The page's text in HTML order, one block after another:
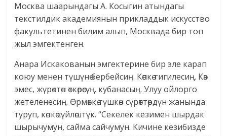
Москва шаарындагы А. Косыгин атындагы
текстилдик академиянын прикладдык искусство
факультетинен билим алып, Москвада бир топ
жыл эмгектенген.
Анара Искакованын эмгектерине бир эле карап
коюу менен түшүнө бербейсиң. Көпкө тигилесиң. Көз
эмес, жүрөктөн өткөрөсүң. кубанасың. Улуу ойлорго
жетеленесиң. Өрмөккө түшкөн сүрөттөрдүн жанында
туруп, көпкө сүйлөштүк. “Секелек кезимен шырдак
шырычумун, сайма сайчумун. Кичине кезибизде